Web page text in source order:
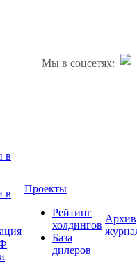
Мы в соцсетях:
в
в
Проекты
Рейтинг
холдингов
База
дилеров
Архив